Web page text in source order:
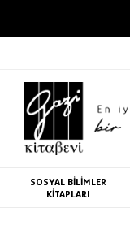
SOSYAL BİLİMLER
KİTAPLARI